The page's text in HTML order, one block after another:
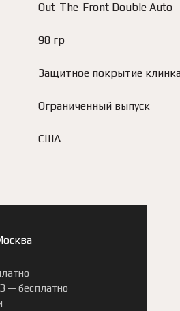
Out-The-Front Double Auto
98 гр
Защитное покрытие
Ограниченный выпуск
США
— бесплатно